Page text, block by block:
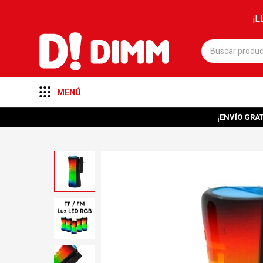
MENÚ
¡ENVÍO